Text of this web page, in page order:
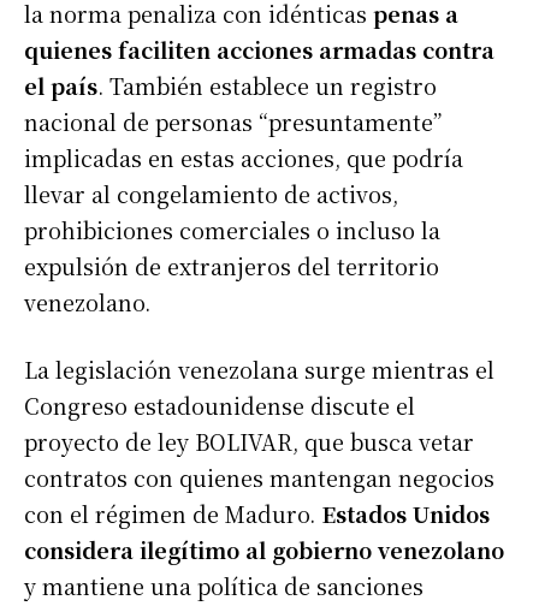
la norma penaliza con idénticas penas a
quienes faciliten acciones armadas contra
el país. También establece un registro
nacional de personas “presuntamente”
implicadas en estas acciones, que podría
llevar al congelamiento de activos,
prohibiciones comerciales o incluso la
expulsión de extranjeros del territorio
venezolano.
La legislación venezolana surge mientras el
Congreso estadounidense discute el
proyecto de ley BOLIVAR, que busca vetar
contratos con quienes mantengan negocios
con el régimen de Maduro. Estados Unidos
considera ilegítimo al gobierno venezolano
y mantiene una política de sanciones